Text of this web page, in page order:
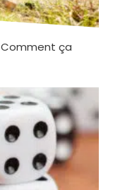
ça